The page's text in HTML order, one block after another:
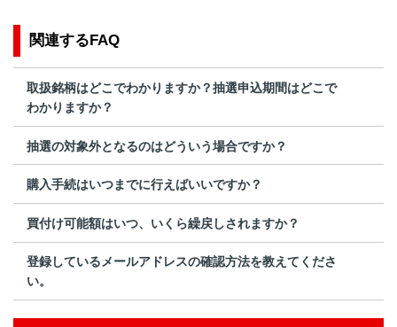
関連するFAQ
取扱銘柄はどこでわかりますか？抽選申込期間はどこで
わかりますか？
抽選の対象外となるのはどういう場合ですか？
購入手続はいつまでに行えばいいですか？
買付け可能額はいつ、いくら繰戻しされますか？
登録しているメールアドレスの確認方法を教えてくださ
い。